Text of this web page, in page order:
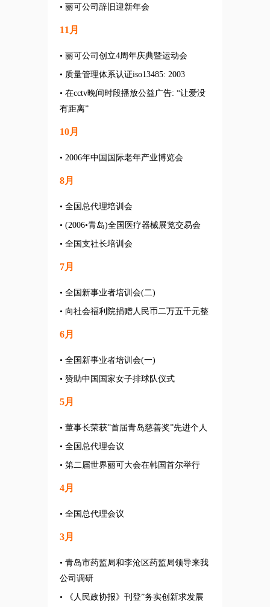
• 丽可公司辞旧迎新年会
11月
• 丽可公司创立4周年庆典暨运动会
• 质量管理体系认证iso13485: 2003
• 在cctv晚间时段播放公益广告: “让爱没
有距离”
10月
• 2006年中国国际老年产业博览会
8月
• 全国总代理培训会
• (2006•青岛)全国医疗器械展览交易会
• 全国支社长培训会
7月
• 全国新事业者培训会(二)
• 向社会福利院捐赠人民币二万五千元整
6月
• 全国新事业者培训会(一)
• 赞助中国国家女子排球队仪式
5月
• 董事长荣获”首届青岛慈善奖”先进个人
• 全国总代理会议
• 第二届世界丽可大会在韩国首尔举行
4月
• 全国总代理会议
3月
• 青岛市药监局和李沧区药监局领导来我
公司调研
• 《人民政协报》刊登”务实创新求发展